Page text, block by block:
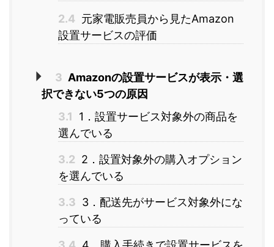
2.4 元家電販売員から見たAmazon
設置サービスの評価
3 Amazonの設置サービスが表示・選
択できない5つの原因
3.1
1．設置サービス対象外の商品を
選んでいる
3.2 2．設置対象外の購入オプション
を選んでいる
3.3 3．配送先がサービス対象外にな
っている